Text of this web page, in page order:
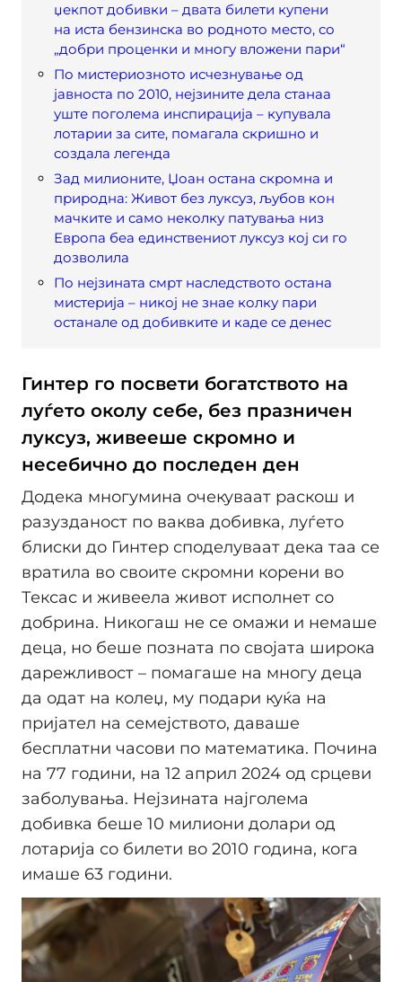
џекпот добивки – двата билети купени
на иста бензинска во родното место, со
„добри проценки и многу вложени пари“
По мистериозното исчезнување од
јавноста по 2010, нејзините дела станаа
уште поголема инспирација – купувала
лотарии за сите, помагала скришно и
создала легенда
Зад милионите, Џоан остана скромна и
природна: Живот без луксуз, љубов кон
мачките и само неколку патувања низ
Европа беа единствениот луксуз кој си го
дозволила
По нејзината смрт наследството остана
мистерија – никој не знае колку пари
останале од добивките и каде се денес
Гинтер го посвети богатството на
луѓето околу себе, без празничен
луксуз, живееше скромно и
несебично до последен ден
Додека многумина очекуваат раскош и
разузданост по ваква добивка, луѓето
блиски до Гинтер споделуваат дека таа се
вратила во своите скромни корени во
Тексас и живеела живот исполнет со
добрина. Никогаш не се омажи и немаше
деца, но беше позната по својата широка
дарежливост – помагаше на многу деца
да одат на колеџ, му подари куќа на
пријател на семејството, даваше
бесплатни часови по математика. Почина
на 77 години, на 12 април 2024 од срцеви
заболувања. Нејзината најголема
добивка беше 10 милиони долари од
лотарија со билети во 2010 година, кога
имаше 63 години.